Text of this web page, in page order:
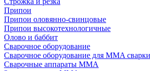
Припои
Припои оловянно-свинцовые
Припои высокотехнологичные
Олово и баббит
Сварочное оборудование
Сварочное оборудование для MMA сварки
Сварочные аппараты MMA